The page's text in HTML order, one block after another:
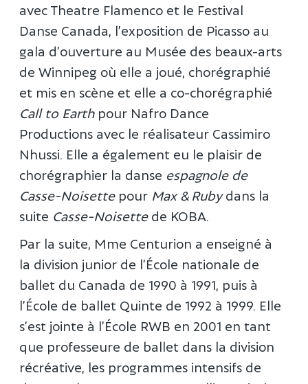
avec Theatre Flamenco et le Festival
Danse Canada, l’exposition de Picasso au
gala d’ouverture au Musée des beaux-arts
de Winnipeg où elle a joué, chorégraphié
et mis en scène et elle a co-chorégraphié
Call to Earthpour Nafro Dance
Productions avec le réalisateur Cassimiro
Nhussi. Elle a également eu le plaisir de
chorégraphier la danse espagnole de
Casse-Noisettepour Max & Rubydans la
suite Casse-Noisettede KOBA.
Par la suite, Mme Centurion a enseigné à
la division junior de l’École nationale de
ballet du Canada de 1990 à 1991, puis à
l’École de ballet Quinte de 1992 à 1999. Elle
s’est jointe à l’École RWB en 2001 en tant
que professeure de ballet dans la division
récréative, les programmes intensifs de